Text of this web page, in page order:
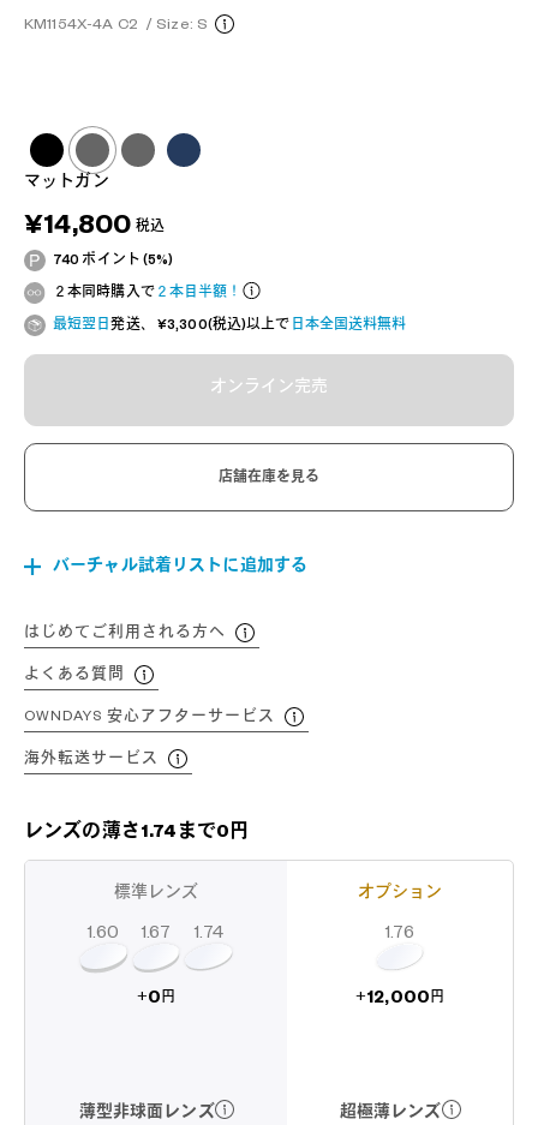
KM1154X-4A C2 / Size: S
マットガン
¥14,800 税込
740 ポイント (5%)
２本同時購入で２本目半額！
最短翌日発送、 ¥3,300(税込)以上で 日本全国送料無料
オンライン完売
店舗在庫を見る
バーチャル試着リストに追加する
はじめてご利用される方へ
よくある質問
OWNDAYS 安心アフターサービス
海外転送サービス
レンズの薄さ1.74まで0円
標準レンズ
1.60 1.67 1.74
+0 円
薄型非球面レンズ
オプション
1.76
+12,000 円
超極薄レンズ